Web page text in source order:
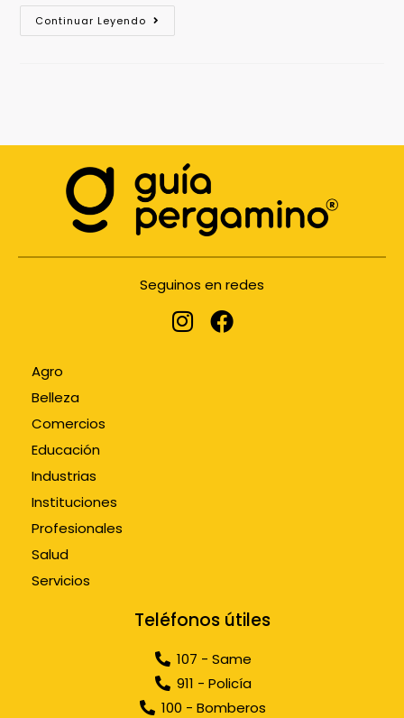
Continuar Leyendo
Seguinos en redes
Agro
Belleza
Comercios
Educación
Industrias
Instituciones
Profesionales
Salud
Servicios
Teléfonos útiles
107 - Same
911 - Policía
100 - Bomberos